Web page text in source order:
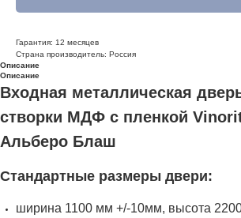
Гарантия: 12 месяцев
Страна производитель: Россия
Описание
Описание
Входная металлическая
створки МДФ с пленкой
Альберо Блаш
Стандартные размеры двери:
ширина 1100 мм +/-10мм, высота